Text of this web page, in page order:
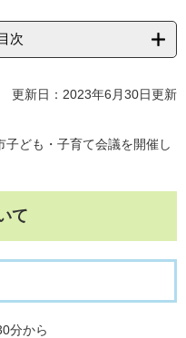
次
更新日：2023年6月30日更新
ども・子育て会議を開催し
て
分から